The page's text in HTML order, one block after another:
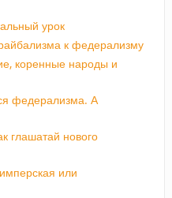
урок
к федерализму
коренные народы и
федерализма. А
глашатай нового
или